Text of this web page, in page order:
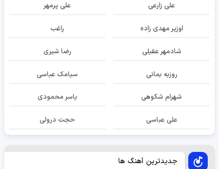
علی زارعی علی پرمهر
اوزیر مهدی زاده راغب
شادمهر عقیلی رضا شیری
روزبه بمانی سیامک عباسی
شهرام شکوهی یاسر محمودی
علی عباسی حجت درولی
جدیدترین آهنگ ها